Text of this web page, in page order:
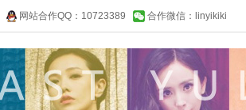
网站合作QQ：10723389 合作微信：linyikiki